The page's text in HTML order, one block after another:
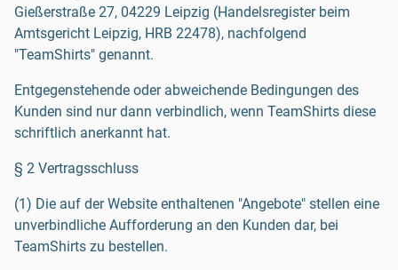
Gießerstraße 27, 04229 Leipzig (Handelsregister beim
Amtsgericht Leipzig, HRB 22478), nachfolgend
"TeamShirts" genannt.
Entgegenstehende oder abweichende Bedingungen des
Kunden sind nur dann verbindlich, wenn TeamShirts diese
schriftlich anerkannt hat.
§ 2 Vertragsschluss
(1) Die auf der Website enthaltenen "Angebote" stellen eine
unverbindliche Aufforderung an den Kunden dar, bei
TeamShirts zu bestellen.